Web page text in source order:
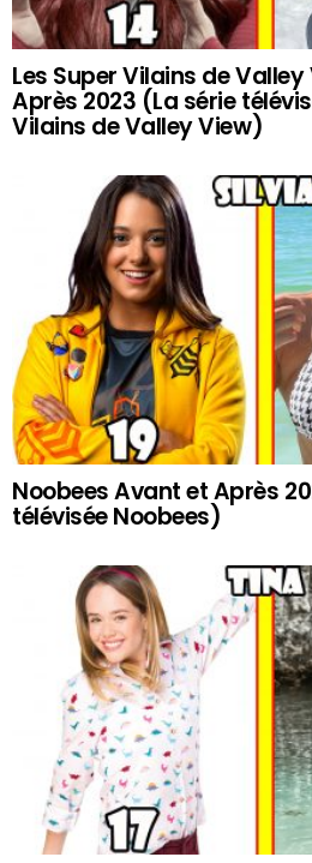
Les Super Vilains de
Après 2023 (La série
Vilains de Valley View)
Noobees Avant et Après
télévisée Noobees)